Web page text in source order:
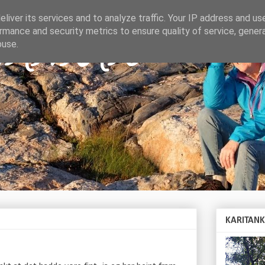
its services and to analyze traffic. Your IP address and
and security metrics to ensure quality of service,